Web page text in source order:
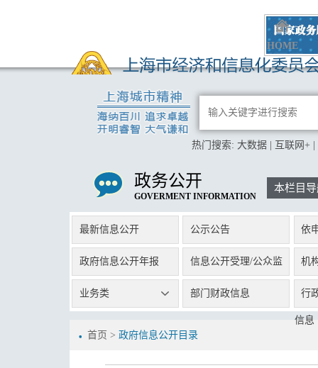
HOME
热门搜索: 大数据| 互联网+|
政务公开
GOVERMENT INFORMATION
本栏目
最新信息公开 公示公告 依
政府信息公开年报 信息公开受理/公众监
督
机
业务类 部门财政信息 行
信息
首页 > 政府信息公开目录